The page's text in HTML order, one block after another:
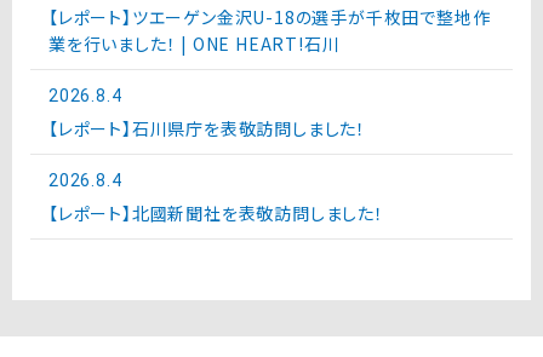
【レポート】ツエーゲン金沢U-18の選手が千枚田で整地作
業を行いました！ | ONE HEART!石川
2026.8.4
【レポート】石川県庁を表敬訪問しました！
2026.8.4
【レポート】北國新聞社を表敬訪問しました！